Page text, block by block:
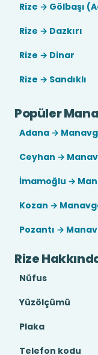
Rize → Gölbaşı
Rize → Dazkırı
Rize → Dinar
Rize → Sandıklı
Popüler
Adana →
Ceyhan →
İmamoğlu →
Kozan →
Pozantı →
Rize
Nüfus
Yüzölçümü
Plaka
Telefon kodu